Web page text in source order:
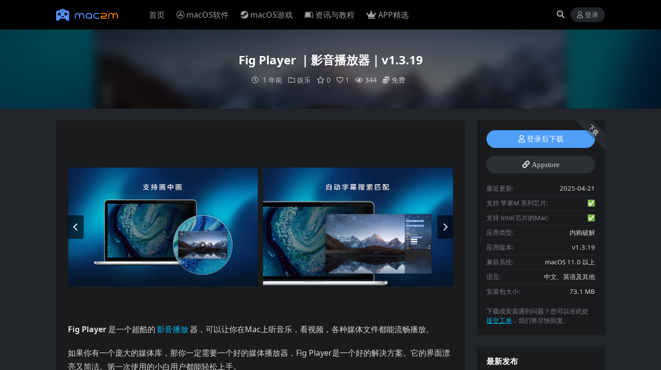
首页 macOS软件 macOS游戏 资讯与教程 APP精选 登录
Fig Player ｜影音播放器｜v1.3.19
1 年前 娱乐 0 1 344 免费
是一个超酷的 器，可以让你在Mac上听音乐，看视频，各种媒体文件都能流畅播放。 Fig Player 影音播放 虽然界面很简约，但所有必要的控制功能一个不少。播放和
Fig Player 是一个超酷的影音播放器，可以让你在Mac上听音乐，看视频，各种媒体文件都能流畅播放。
如果你有一个庞大的媒体库，那你一定需要一个好的媒体播放器，Fig Player是一个好的解决方案。它的界面漂
亮又简洁。第一次使用的小白用户都能轻松上手。
下载
登录后下载
Appstore
最近更新:
2025-04-21
支持 苹果M 系列芯片:
✅
支持 Intel 芯片的Mac:
✅
应用类型:
内购破解
应用版本:
v1.3.19
兼容系统:
macOS 11.0 以上
语言:
中文、英语及其他
安装包大小:
73.1 MB
下载或安装遇到问题？您可以在此处
提交工单 ，我们将尽快回复。
最新发布